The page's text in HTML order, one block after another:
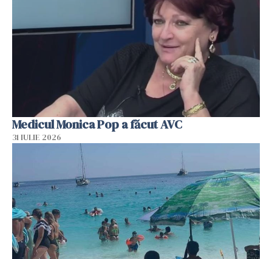
Medicul Monica Pop a făcut AVC
31 IULIE 2026